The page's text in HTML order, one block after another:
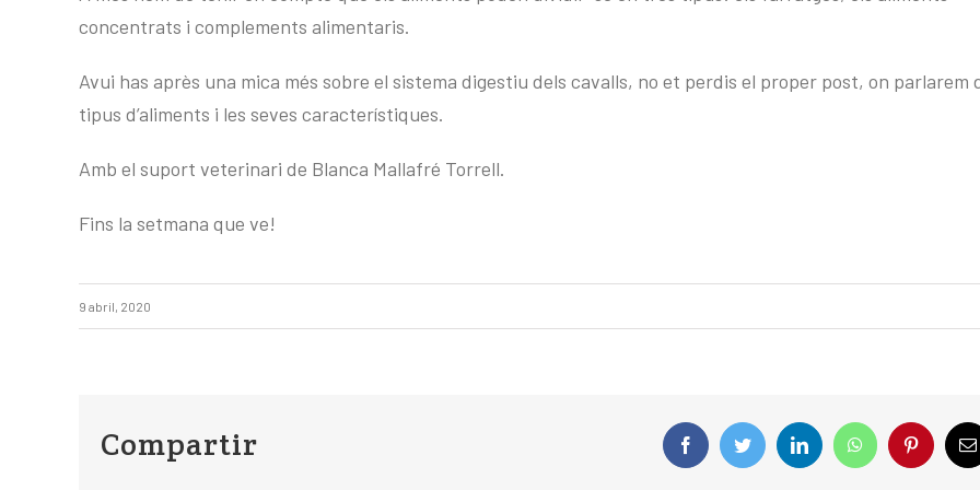
concentrats i complements alimentaris.
Avui has après una mica més sobre el sistema digestiu dels cavalls, no et perdis el proper post, on parlarem
tipus d’aliments i les seves característiques.
Amb el suport veterinari de Blanca Mallafré Torrell.
Fins la setmana que ve!
9 abril, 2020
Compartir